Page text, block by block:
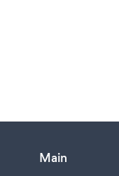
Main